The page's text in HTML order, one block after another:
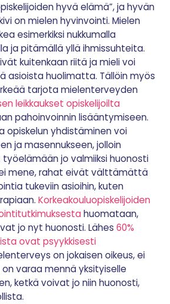
hyvä elämä”, ja hyvän
on mielen hyvinvointi. Mielen
esimerkiksi nukkumalla
ja pitämällä yllä ihmissuhteita.
kuitenkaan riitä ja mieli voi
asioista huolimatta. Tällöin myös
tarjota mielenterveyden
leikkaukset opiskelijoilta
pahoinvoinnin lisääntymiseen.
opiskelun yhdistäminen voi
ja masennukseen, jolloin
jo valmiiksi huonosti
mene, rahat eivät välttämättä
tukeviin asioihin, kuten
Korkeakouluopiskelijoiden
huomataan,
jo nyt huonosti. Lähes 60%
ovat psyykkisesti
on jokaisen oikeus, ei
on varaa mennä yksityiselle
ketkä voivat jo niin huonosti,